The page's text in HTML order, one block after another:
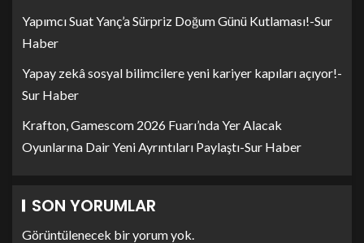
Yapımcı Suat Yanç’a Sürpriz Doğum Günü Kutlaması!-Sur
Haber
Yapay zekâ sosyal bilimcilere yeni kariyer kapıları açıyor!-
Sur Haber
Krafton, Gamescom 2026 Fuarı’nda Yer Alacak
Oyunlarına Dair Yeni Ayrıntıları Paylaştı-Sur Haber
SON YORUMLAR
Görüntülenecek bir yorum yok.